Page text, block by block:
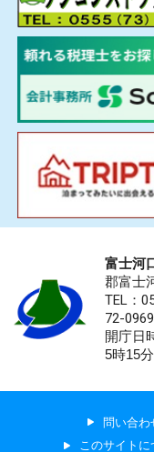
富士河
郡富士
TEL：
72-0969
開庁日
5時15
問い合わ
このサイトに